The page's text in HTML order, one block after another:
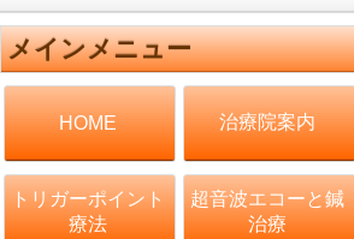
メインメニュー
HOME 治療院案内
トリガーポイント
療法
超音波エコーと鍼
治療